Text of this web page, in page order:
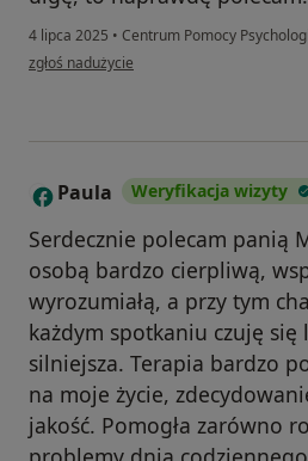
4 lipca 2025 • Centrum Pomocy
w opinii użytkownika Lena
zgłoś nadużycie
P Paula Weryfikacja wizyty
Serdecznie polecam panią
osobą bardzo cierpliwą,
wyrozumiałą, a przy tym
każdym spotkaniu czuję się
silniejsza. Terapia bardzo
na moje życie,
jakość. Pomogła zarówno